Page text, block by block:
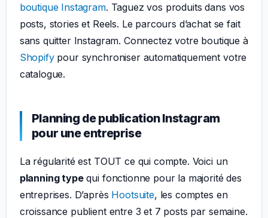
boutique Instagram. Taguez vos produits dans vos
posts, stories et Reels. Le parcours d’achat se fait
sans quitter Instagram. Connectez votre boutique à
Shopifypour synchroniser automatiquement votre
catalogue.
Planning de publication Instagram
pour une entreprise
La régularité est TOUT ce qui compte. Voici un
planning typequi fonctionne pour la majorité des
entreprises. D’après Hootsuite, les comptes en
croissance publient entre 3 et 7 posts par semaine.